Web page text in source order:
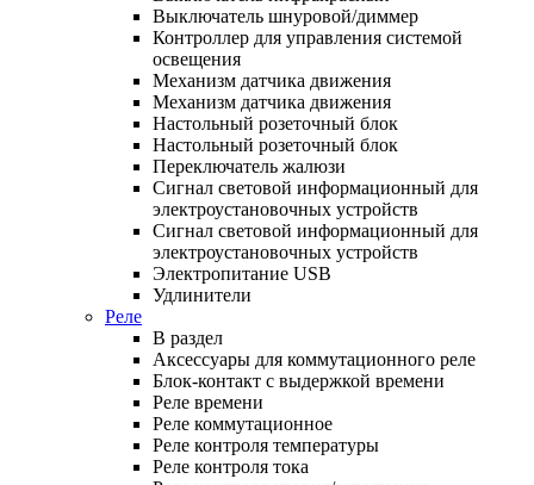
Выключатель шнуровой/диммер
Контроллер для управления системой
освещения
Механизм датчика движения
Механизм датчика движения
Настольный розеточный блок
Настольный розеточный блок
Переключатель жалюзи
Сигнал световой информационный для
электроустановочных устройств
Сигнал световой информационный для
электроустановочных устройств
Электропитание USB
Удлинители
Реле
В раздел
Аксессуары для коммутационного реле
Блок-контакт с выдержкой времени
Реле времени
Реле коммутационное
Реле контроля температуры
Реле контроля тока